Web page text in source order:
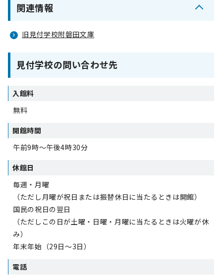
関連情報
旧見付学校附磐田文庫
見付学校の問い合わせ先
入館料
無料
開館時間
午前9時～午後4時30分
休館日
毎週・月曜
（ただし月曜が祝日または振替休日に当たるときは開館）
国民の祝日の翌日
（ただしこの日が土曜・日曜・月曜に当たるときは火曜が休
み）
年末年始（29日～3日）
電話